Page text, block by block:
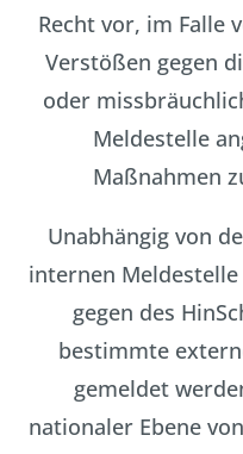
Recht vor, im Falle
Verstößen gegen
oder
Meldestelle
Maßnahmen
Unabhängig von
internen
gegen des
bestimmte
gemeldet
nationaler Ebene